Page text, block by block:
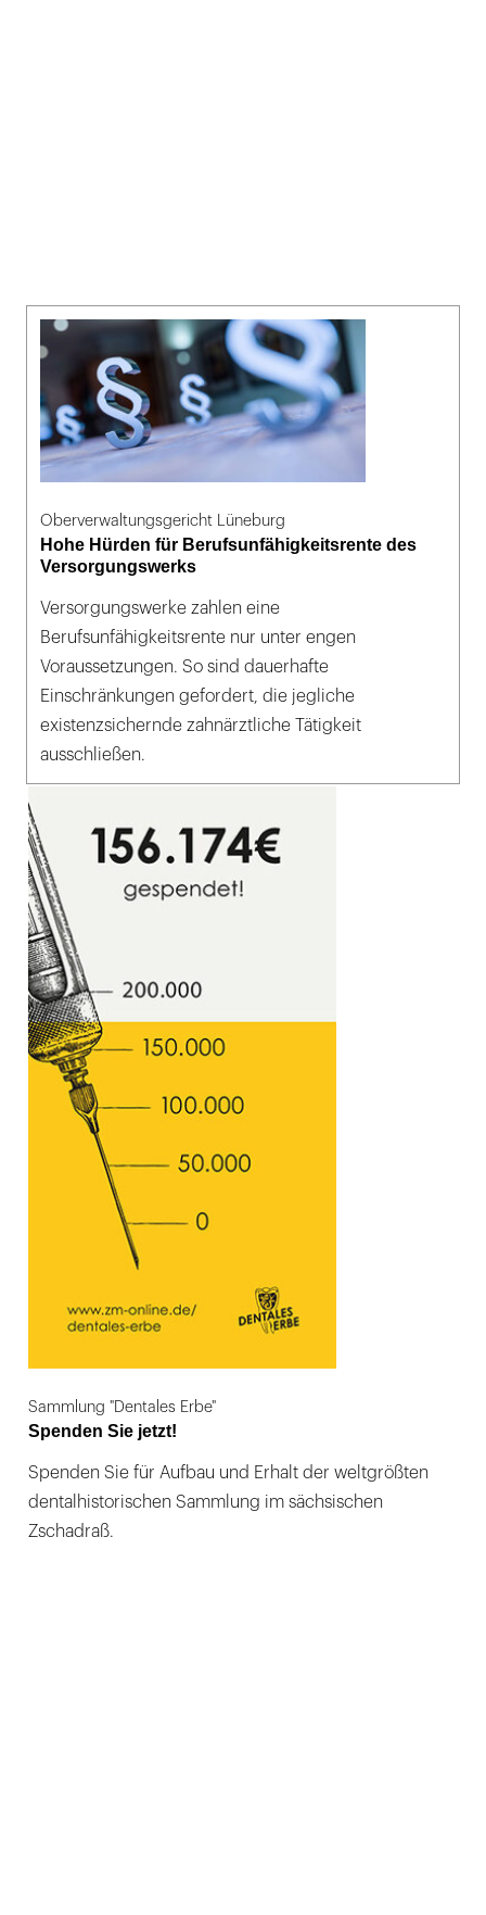
Oberverwaltungsgericht Lüneburg
Hohe Hürden für Berufsunfähigkeitsrente des
Versorgungswerks
Versorgungswerke zahlen eine
Berufsunfähigkeitsrente nur unter engen
Voraussetzungen. So sind dauerhafte
Einschränkungen gefordert, die jegliche
existenzsichernde zahnärztliche Tätigkeit
ausschließen.
Sammlung "Dentales Erbe"
Spenden Sie jetzt!
Spenden Sie für Aufbau und Erhalt der weltgrößten
dentalhistorischen Sammlung im sächsischen
Zschadraß.